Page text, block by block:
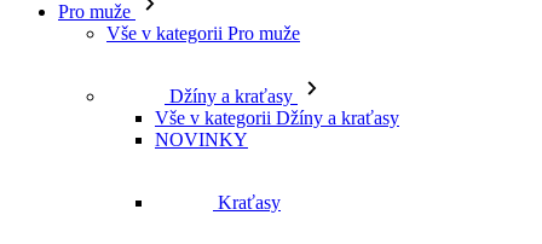
Pro muže
Vše v kategorii Pro muže
Džíny a kraťasy
Vše v kategorii Džíny a kraťasy
NOVINKY
Kraťasy